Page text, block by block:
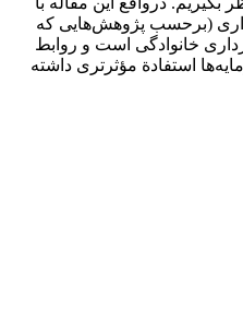
(برحسب پژوهش‌هایی که
خانوادگی است و روابط
استفادة مؤثرتری داشته